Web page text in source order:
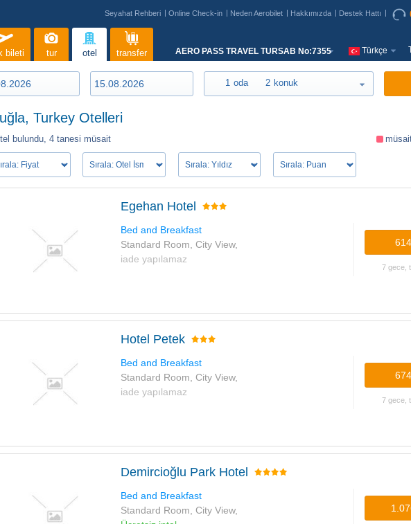
Seyahat Rehberi Online Check-in Neden Aerobilet Hakkımızda Destek Hattı
bileti tur otel transfer AERO PASS TRAVEL TURSAB No:7355 Türkçe
1 oda 2 konuk
Turkey Otelleri
bulundu, 4 tanesi müsait
Egehan Hotel
Bed and Breakfast
Standard Room, City View,
iade yapılamaz
7 gece,
Hotel Petek
Bed and Breakfast
Standard Room, City View,
iade yapılamaz
7 gece,
Demircioğlu Park Hotel
Bed and Breakfast
Standard Room, City View,